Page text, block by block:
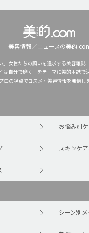
美容情報／ニュースの美的
」女性たちの願いを追求する美容雑誌
は自分で磨く」をテーマに美的本誌で
プロの視点でコスメ・美容情報を発信し
お悩み別
スキンケ
シーン別メ